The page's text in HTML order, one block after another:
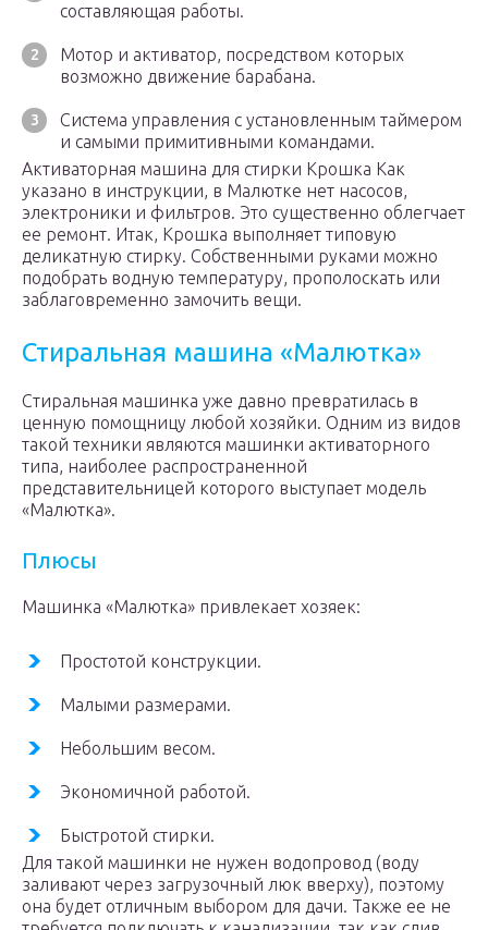
составляющая работы.
Мотор и активатор, посредством которых
возможно движение барабана.
Система управления с установленным таймером
и самыми примитивными командами.
Активаторная машина для стирки Крошка Как
указано в инструкции, в Малютке нет насосов,
электроники и фильтров. Это существенно облегчает
ее ремонт. Итак, Крошка выполняет типовую
деликатную стирку. Собственными руками можно
подобрать водную температуру, прополоскать или
заблаговременно замочить вещи.
Стиральная машина «Малютка»
Стиральная машинка уже давно превратилась в
ценную помощницу любой хозяйки. Одним из видов
такой техники являются машинки активаторного
типа, наиболее распространенной
представительницей которого выступает модель
«Малютка».
Плюсы
Машинка «Малютка» привлекает хозяек:
Простотой конструкции.
Малыми размерами.
Небольшим весом.
Экономичной работой.
Быстротой стирки.
Для такой машинки не нужен водопровод (воду
заливают через загрузочный люк вверху), поэтому
она будет отличным выбором для дачи. Также ее не